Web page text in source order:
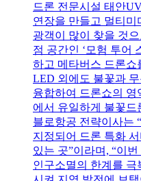
드론 전문시설 태안
연장을 만들고 멀티
광객이 많이 찾을 것
점 공간인 ‘모험 투어
하고 메타버스 드론쇼
LED 외에도 불꽃과
융합하여 드론쇼의 영
에서 유일하게 불꽃
블로항공 전략이사는
지정되어 드론 특화
있는 곳”이라며, “이
인구소멸의 한계를